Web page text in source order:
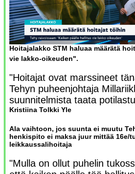
Hoitajalakko STM haluaa määrätä
vie lakko-oikeuden".
"Hoitajat ovat marssineet
Tehyn puheenjohtaja
suunnitelmista taata
Kristiina Tolkki Yle
Ala vaihtoon, jos suunta ei muutu
henkispito ei maksa juur mittää
leikkaussalihoitaja
"Mulla on ollut puhelin